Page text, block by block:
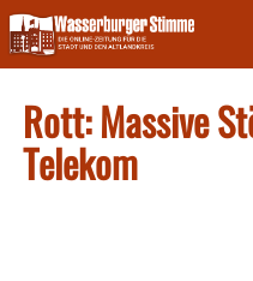
Skip
to
content
Rott: Massive
Telekom